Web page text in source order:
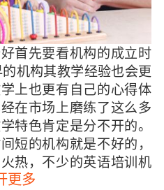
首先要看机构的成立时
机构其教学经验也会更
上也更有自己的心得体
在市场上磨练了这么多
特色肯定是分不开的。
短的机构就是不好的，
热，不少的英语培训机
希望家长们可以擦亮双
更多